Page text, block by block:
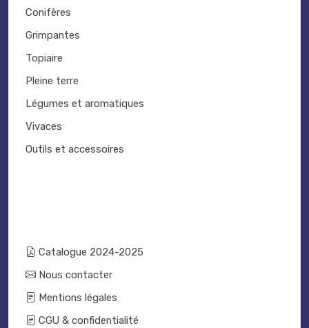
Conifères
Grimpantes
Topiaire
Pleine terre
Légumes et aromatiques
Vivaces
Outils et accessoires
Catalogue 2024-2025
Nous contacter
Mentions légales
CGU & confidentialité